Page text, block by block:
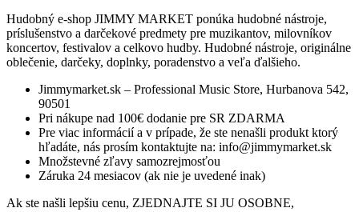
Hudobný e-shop JIMMY MARKET ponúka hudobné nástroje,
príslušenstvo a darčekové predmety pre muzikantov, milovníkov
koncertov, festivalov a celkovo hudby. Hudobné nástroje, originálne
oblečenie, darčeky, doplnky, poradenstvo a veľa ďalšieho.
Jimmymarket.sk – Professional Music Store, Hurbanova 542,
90501
Pri nákupe nad 100€ dodanie pre SR ZDARMA
Pre viac informácií a v prípade, že ste nenašli produkt ktorý
hľadáte, nás prosím kontaktujte na: info@jimmymarket.sk
Množstevné zľavy samozrejmosťou
Záruka 24 mesiacov (ak nie je uvedené inak)
Ak ste našli lepšiu cenu, ZJEDNAJTE SI JU OSOBNE,